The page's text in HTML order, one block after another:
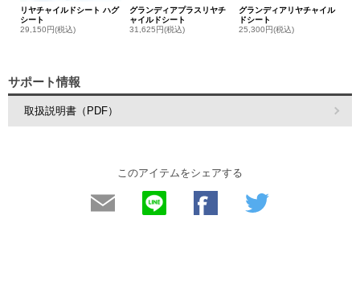
リヤチャイルドシート ハグ
シート
29,150円(税込)
グランディアプラスリヤチ
ャイルドシート
31,625円(税込)
グランディアリヤチャイル
ドシート
25,300円(税込)
サポート情報
取扱説明書（PDF）
このアイテムをシェアする